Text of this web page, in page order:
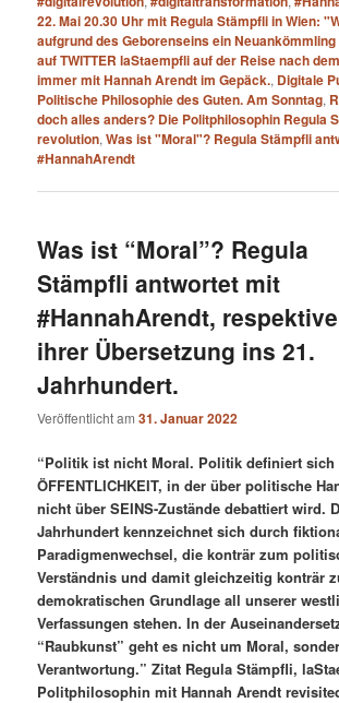
22. Mai 20.30 Uhr mit Regula Stämpfli in Wien:
aufgrund des Geborenseins ein
auf TWITTER laStaempfli auf der Reise nach
immer mit Hannah Arendt im Gepäck., Digitale
Politische Philosophie des Guten. Am Sonntag,
doch alles anders? Die Politphilosophin Regula
revolution,Was ist "Moral"? Regula Stämpfli
#HannahArendt
Was ist “Moral”? Regula
Stämpfli antwortet mit
#HannahArendt, respektive
ihrer Übersetzung ins 21.
Jahrhundert.
Veröffentlicht am31. Januar 2022
“Politik ist nicht Moral. Politik definiert sich
ÖFFENTLICHKEIT, in der über politische
nicht über SEINS-Zustände debattiert wird.
Jahrhundert kennzeichnet sich durch
Paradigmenwechsel, die konträr zum
Verständnis und damit gleichzeitig konträr
demokratischen Grundlage all unserer
Verfassungen stehen. In der
“Raubkunst” geht es nicht um Moral,
Verantwortung.” Zitat Regula Stämpfli,
Politphilosophin mit Hannah Arendt